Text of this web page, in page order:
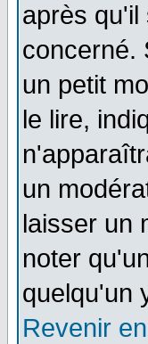
après
concerné.
un petit
le lire,
un
laisser un
noter
quelqu'un
Revenir